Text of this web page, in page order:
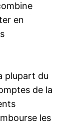
en
plupart du
de la
les